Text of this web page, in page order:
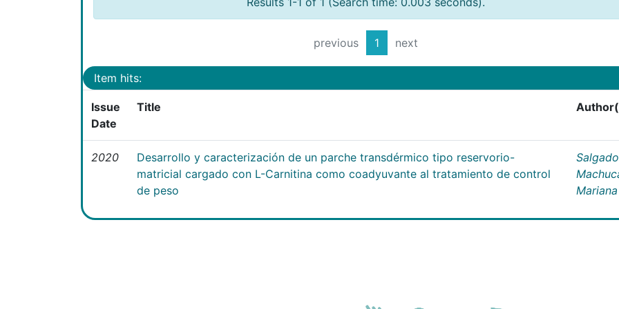
previous 1 next
Item hits:
Issue
Date
Title
2020
Desarrollo y caracterización de un parche transdérmico tipo reservorio-
matricial cargado con L-Carnitina como coadyuvante al tratamiento de control
de peso
Salgado
Mariana